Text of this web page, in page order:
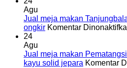
Agu
Jual meja makan
ongkir Komentar
24
Agu
Jual meja makan
kayu solid jepara Komentar